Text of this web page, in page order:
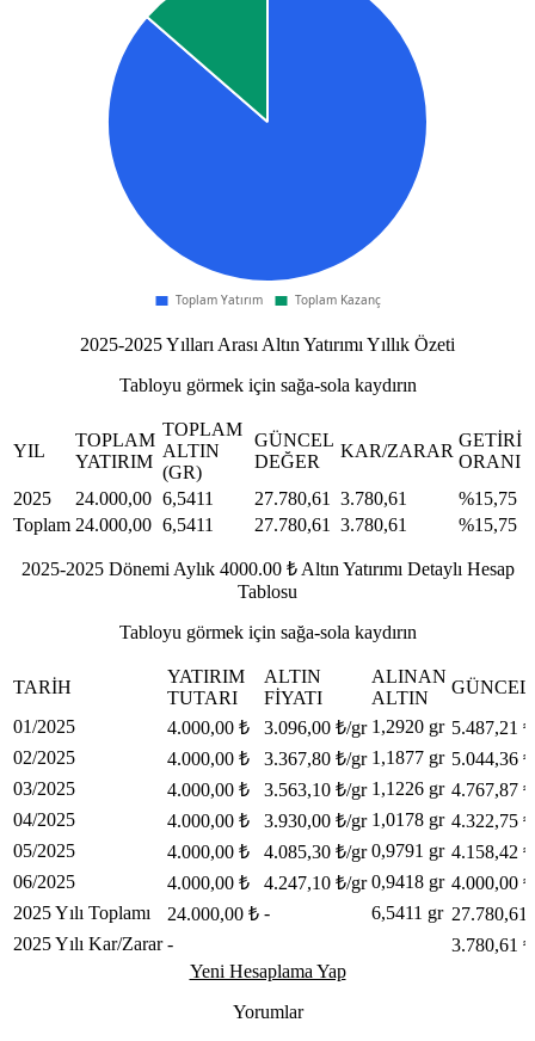
2025-2025 Yılları Arası Altın Yatırımı Yıllık Özeti
Tabloyu görmek için sağa-sola kaydırın
YIL
TOPLAM
YATIRIM
TOPLAM
ALTIN
(GR)
GÜNCEL
DEĞER
KAR/ZARAR
GETIRI
ORANI
2025
24.000,00 6,5411 27.780,61 3.780,61
%15,75
Toplam 24.000,00 6,5411 27.780,61 3.780,61 %15,75
2025-2025 Dönemi Aylık 4000.00 ₺ Altın Yatırımı Detaylı Hesap
Tablosu
Tabloyu görmek için sağa-sola kaydırın
TARIH
YATIRIM
TUTARI
ALTIN
FIYATI
ALINAN
ALTIN
GÜNCEL
01/2025
4.000,00 ₺ 3.096,00 ₺/gr 1,2920 gr 5.487,21 ₺
02/2025
4.000,00 ₺ 3.367,80 ₺/gr 1,1877 gr 5.044,36 ₺
03/2025
4.000,00 ₺ 3.563,10 ₺/gr 1,1226 gr 4.767,87 ₺
04/2025
4.000,00 ₺ 3.930,00 ₺/gr 1,0178 gr 4.322,75 ₺
05/2025
4.000,00 ₺ 4.085,30 ₺/gr 0,9791 gr 4.158,42 ₺
06/2025
4.000,00 ₺ 4.247,10 ₺/gr 0,9418 gr 4.000,00 ₺
2025 Yılı Toplamı
24.000,00 ₺ - 6,5411 gr 27.780,61
2025 Yılı Kar/Zarar -
3.780,61
Yeni Hesaplama Yap
Yorumlar